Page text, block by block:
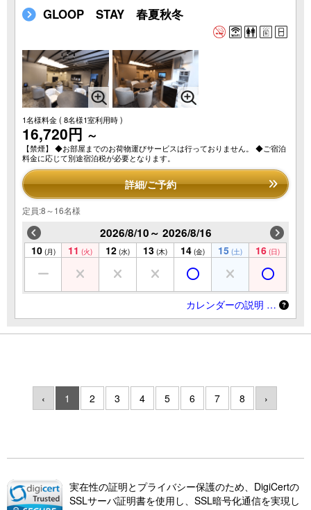
GLOOP STAY 春夏秋冬
1名様料金( 8名様1室利用時 )
16,720円 ～
【禁煙】 ◆お部屋までのお荷物運びサービスは行っておりません。 ◆ご宿泊
料金に応じて別途宿泊税が必要となります。
詳細/ご予約
定員:8～16名様
2026/8/10～ 2026/8/16
10 (月) 11 (火) 12 (水) 13 (木) 14 (金) 15 (土) 16 (日)
カレンダーの説明 …
‹ 1 2 3 4 5 6 7 8 ›
実在性の証明とプライバシー保護のため、DigiCertの
SSLサーバ証明書を使用し、SSL暗号化通信を実現し